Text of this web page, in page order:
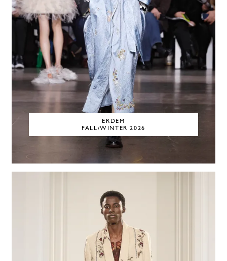
ERDEM
FALL/WINTER 2026